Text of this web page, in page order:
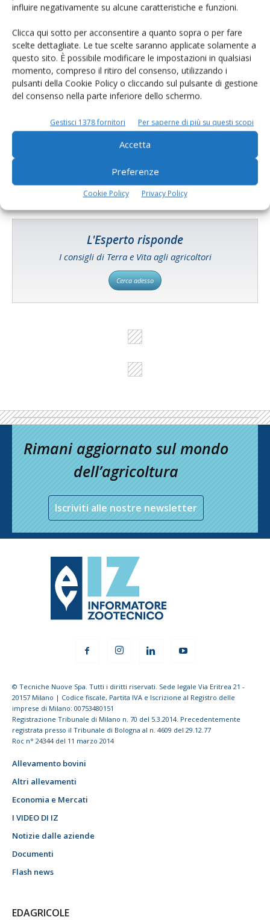
influire negativamente su alcune caratteristiche e funzioni.
Clicca qui sotto per acconsentire a quanto sopra o per fare
scelte dettagliate. Le tue scelte saranno applicate solamente a
questo sito. È possibile modificare le impostazioni in qualsiasi
momento, compreso il ritiro del consenso, utilizzando i
pulsanti della Cookie Policy o cliccando sul pulsante di gestione
del consenso nella parte inferiore dello schermo.
Gestisci 1378 fornitori Per saperne di più su questi scopi
Accetta
Preferenze
Cookie Policy Privacy Policy
Un modo semplice per cercare un'azienda o un
prodotto!
Cerca adesso
L'Esperto risponde
I consigli di Terra e Vita agli agricoltori
Cerca adesso
Rimani aggiornato sul mondo
dell’agricoltura
Iscriviti alle nostre newsletter
© Tecniche Nuove Spa. Tutti i diritti riservati. Sede legale Via Eritrea 21 -
20157 Milano | Codice fiscale, Partita IVA e Iscrizione al Registro delle
imprese di Milano: 00753480151
Registrazione Tribunale di Milano n. 70 del 5.3.2014. Precedentemente
registrata presso il Tribunale di Bologna al n. 4609 del 29.12.77
Roc n° 24344 del 11 marzo 2014
Allevamento bovini
Altri allevamenti
Economia e Mercati
I VIDEO DI IZ
Notizie dalle aziende
Documenti
Flash news
EDAGRICOLE